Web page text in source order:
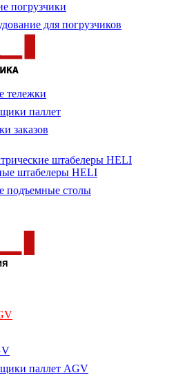
погрузчики
для погрузчиков
тележки
паллет
заказов
штабелеры HELI
штабелеры HELI
подъемные столы
паллет AGV